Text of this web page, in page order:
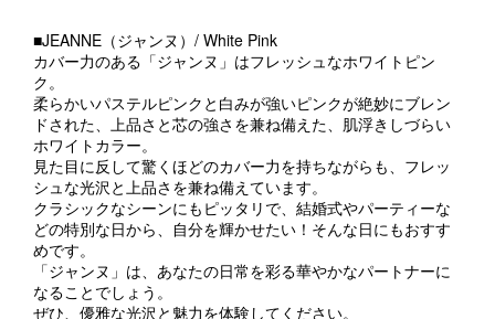
■JEANNE（ジャンヌ）/ White Pink
カバー力のある「ジャンヌ」はフレッシュなホワイトピン
ク。
柔らかいパステルピンクと白みが強いピンクが絶妙にブレン
ドされた、上品さと芯の強さを兼ね備えた、肌浮きしづらい
ホワイトカラー。
見た目に反して驚くほどのカバー力を持ちながらも、フレッ
シュな光沢と上品さを兼ね備えています。
クラシックなシーンにもピッタリで、結婚式やパーティーな
どの特別な日から、自分を輝かせたい！そんな日にもおすす
めです。
「ジャンヌ」は、あなたの日常を彩る華やかなパートナーに
なることでしょう。
ぜひ、優雅な光沢と魅力を体験してください。